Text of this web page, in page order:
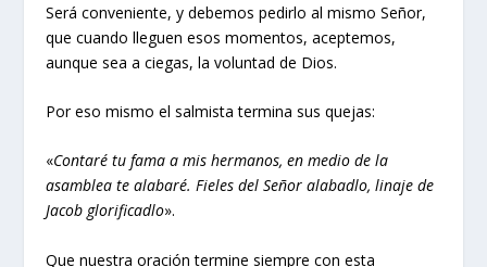
Será conveniente, y debemos pedirlo al mismo Señor,
que cuando lleguen esos momentos, aceptemos,
aunque sea a ciegas, la voluntad de Dios.
Por eso mismo el salmista termina sus quejas:
«Contaré tu fama a mis hermanos, en medio de la
asamblea te alabaré. Fieles del Señor alabadlo, linaje de
Jacob glorificadlo».
Que nuestra oración termine siempre con esta